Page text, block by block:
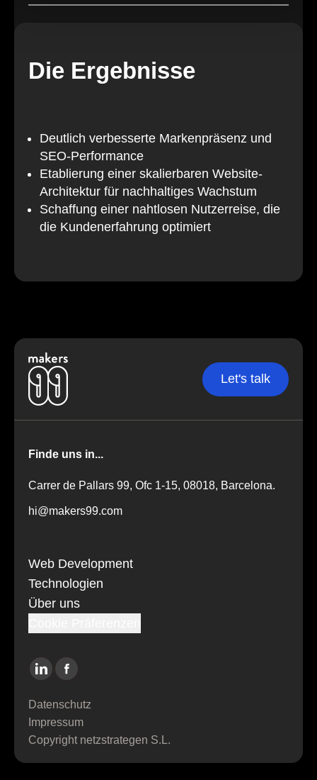
Die Ergebnisse
Deutlich verbesserte Markenpräsenz und
SEO-Performance
Etablierung einer skalierbaren Website-
Architektur für nachhaltiges Wachstum
Schaffung einer nahtlosen Nutzerreise, die
die Kundenerfahrung optimiert
Let's talk
Finde uns in...
Carrer de Pallars 99, Ofc 1-15, 08018, Barcelona.
hi@makers99.com
Web Development
Technologien
Über uns
Datenschutz­
Impressum
Copyright netzstrategen S.L.